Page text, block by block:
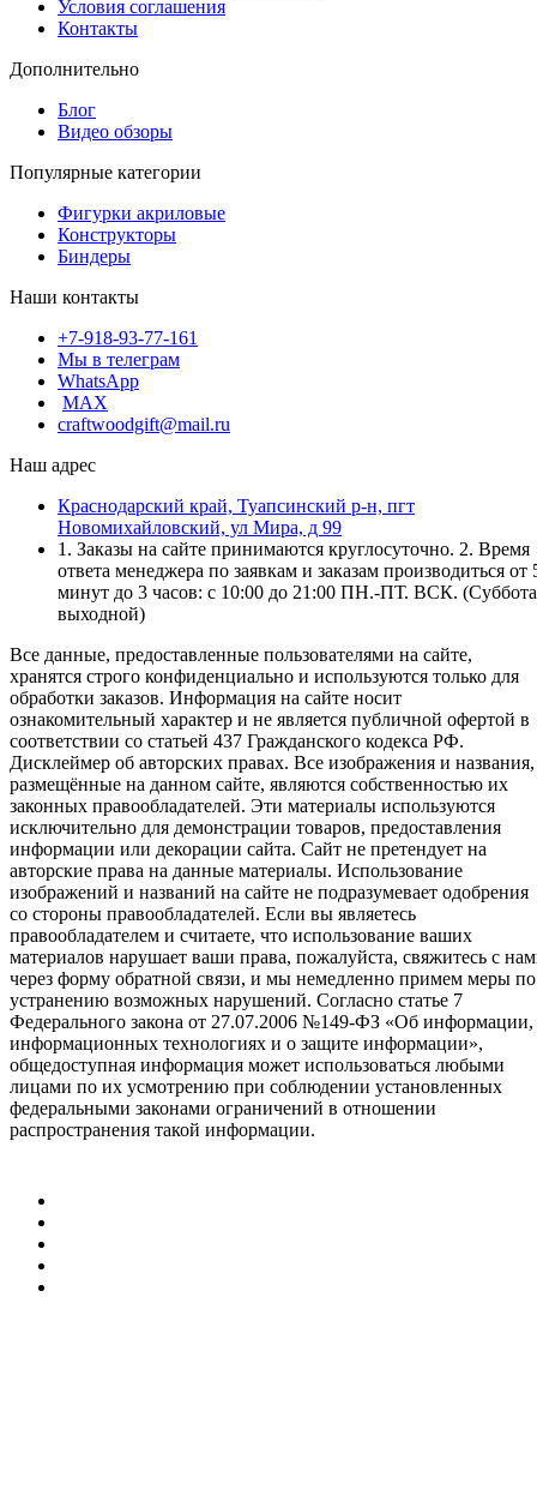
Условия соглашения
Контакты
Дополнительно
Блог
Видео обзоры
Популярные категории
Фигурки акриловые
Конструкторы
Биндеры
Наши контакты
+7-918-93-77-161
Мы в телеграм
WhatsApp
MAX
craftwoodgift@mail.ru
Наш адрес
Краснодарский край, Туапсинский р-н, пгт
Новомихайловский, ул Мира, д 99
1. Заказы на сайте принимаются круглосуточно. 2. Время
ответа менеджера по заявкам и заказам производиться от
минут до 3 часов: с 10:00 до 21:00 ПН.-ПТ. ВСК. (Суббота
выходной)
Все данные, предоставленные пользователями на сайте,
хранятся строго конфиденциально и используются только для
обработки заказов. Информация на сайте носит
ознакомительный характер и не является публичной офертой в
соответствии со статьей 437 Гражданского кодекса РФ.
Дисклеймер об авторских правах. Все изображения и названия,
размещённые на данном сайте, являются собственностью их
законных правообладателей. Эти материалы используются
исключительно для демонстрации товаров, предоставления
информации или декорации сайта. Сайт не претендует на
авторские права на данные материалы. Использование
изображений и названий на сайте не подразумевает одобрения
со стороны правообладателей. Если вы являетесь
правообладателем и считаете, что использование ваших
материалов нарушает ваши права, пожалуйста, свяжитесь с
через форму обратной связи, и мы немедленно примем меры по
устранению возможных нарушений. Согласно статье 7
Федерального закона от 27.07.2006 №149-ФЗ «Об информации,
информационных технологиях и о защите информации»,
общедоступная информация может использоваться любыми
лицами по их усмотрению при соблюдении установленных
федеральными законами ограничений в отношении
распространения такой информации.